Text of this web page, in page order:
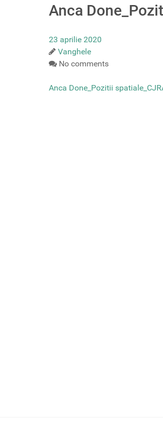
Anca
23 aprilie 2020
Vanghele
No comments
Anca Done_Pozitii